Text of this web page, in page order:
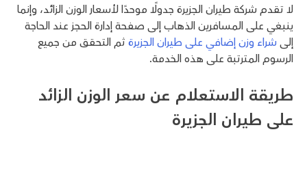
لا تقدم شركة طيران الجزيرة جدولًا موحدًا لأسعار الوزن الزائد، وإنما
ينبغي على المسافرين الذهاب إلى صفحة إدارة الحجز عند الحاجة
إلى شراء وزن إضافي على طيران الجزيرة ثم التحقق من جميع
الرسوم المترتبة على هذه الخدمة.
طريقة الاستعلام عن سعر الوزن الزائد
على طيران الجزيرة